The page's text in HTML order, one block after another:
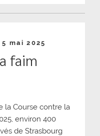
Publié
5 mai 2025
faim
la Course contre la
environ 400
de Strasbourg